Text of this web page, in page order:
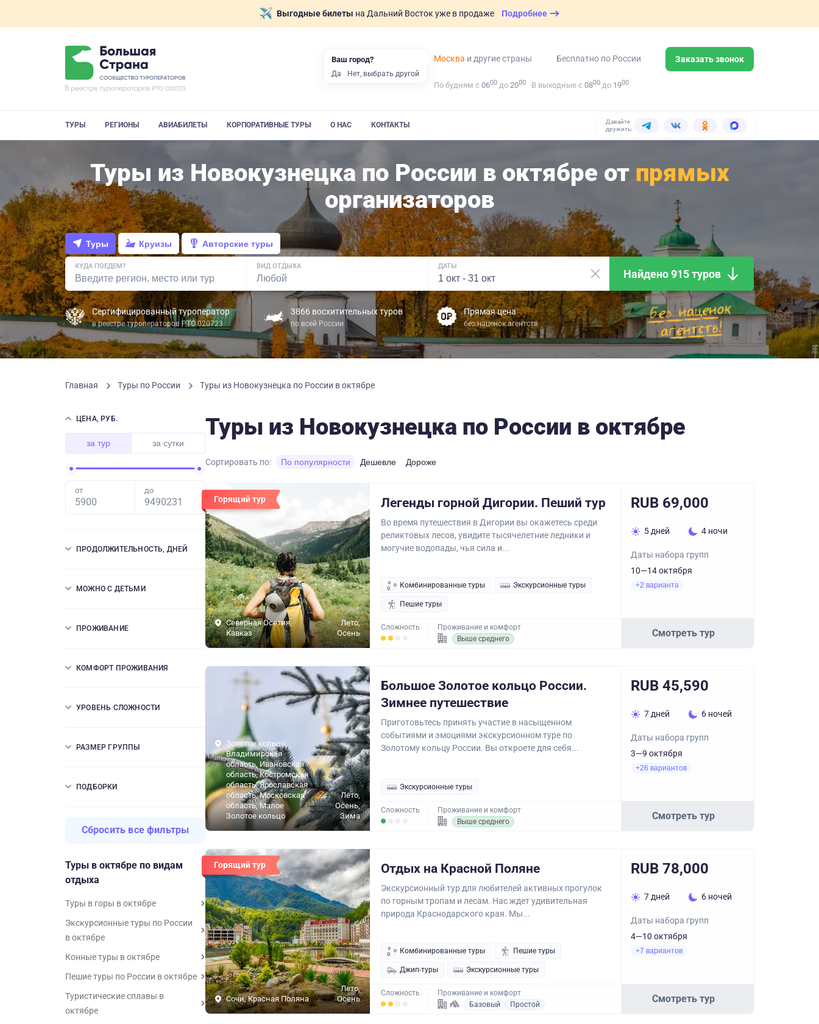
Выгодные билеты на Дальний Восток уже в продаже Подробнее
Москва и другие страны Бесплатно по России Заказать звонок
По будням с 0600 до 2000 В выходные с 0800 до 1900
ТУРЫ РЕГИОНЫ АВИАБИЛЕТЫ КОРПОРАТИВНЫЕ ТУРЫ О НАС КОНТАКТЫ
Давайте
дружить:
Туры из Новокузнецка по России в октябре от прямых
организаторов
Туры Круизы Авторские туры
КУДА ПОЕДЕМ? ВИД ОТДЫХА ДАТЫ
Найдено 915 туров
Сертифицированный туроператор
в реестре туроператоров РТО 020723
3866 восхитительных туров
по всей России
Прямая цена
без наценок агентств
Главная Туры по России Туры из Новокузнецка по России в октябре
ЦЕНА, РУБ.
за тур за сутки
от до
ПРОДОЛЖИТЕЛЬНОСТЬ, ДНЕЙ
МОЖНО С ДЕТЬМИ
ПРОЖИВАНИЕ
КОМФОРТ ПРОЖИВАНИЯ
УРОВЕНЬ СЛОЖНОСТИ
РАЗМЕР ГРУППЫ
ПОДБОРКИ
Сбросить все фильтры
Туры в октябре по видам
отдыха
Туры в горы в октябре
Экскурсионные туры по России
в октябре
Конные туры в октябре
Пешие туры по России в октябре
Туристические сплавы в
октябре
Туры из Новокузнецка по России в октябре
Сортировать по: По популярности Дешевле Дороже
Горящий тур
Северная Осетия,
Кавказ
Лето,
Осень
Легенды горной Дигории. Пеший тур
Во время путешествия в Дигории вы окажетесь среди
реликтовых лесов, увидите тысячелетние ледники и
могучие водопады, чья сила и...
Комбинированные туры Экскурсионные туры
Пешие туры
Сложность
Проживание и комфорт
Выше среднего
RUB 69,000
5 дней 4 ночи
Даты набора групп
10—14 октября
+2 варианта
Смотреть тур
Золотое кольцо,
Владимирская
область, Ивановская
область, Костромская
область, Ярославская
область, Московская
область, Малое
Золотое кольцо
Лето,
Осень,
Зима
Большое Золотое кольцо России.
Зимнее путешествие
Приготовьтесь принять участие в насыщенном
событиями и эмоциями экскурсионном туре по
Золотому кольцу России. Вы откроете для себя...
Экскурсионные туры
Сложность
Проживание и комфорт
Выше среднего
RUB 45,590
7 дней 6 ночей
Даты набора групп
3—9 октября
+26 вариантов
Смотреть тур
Горящий тур
Сочи, Красная Поляна
Лето,
Осень
Отдых на Красной Поляне
Экскурсионный тур для любителей активных прогулок
по горным тропам и лесам. Нас ждет удивительная
природа Краснодарского края. Мы...
Комбинированные туры Пешие туры
Джип-туры Экскурсионные туры
Сложность
Проживание и комфорт
Базовый
Простой
RUB 78,000
7 дней 6 ночей
Даты набора групп
4—10 октября
+7 вариантов
Смотреть тур
Ваш город?
Да Нет, выбрать другой